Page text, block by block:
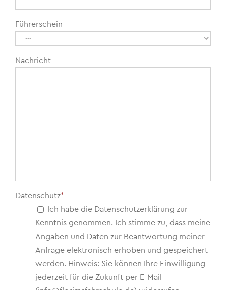
Führerschein
Nachricht
Datenschutz*
Ich habe die Datenschutzerklärung zur
Kenntnis genommen. Ich stimme zu, dass meine
Angaben und Daten zur Beantwortung meiner
Anfrage elektronisch erhoben und gespeichert
werden. Hinweis: Sie können Ihre Einwilligung
jederzeit für die Zukunft per E-Mail